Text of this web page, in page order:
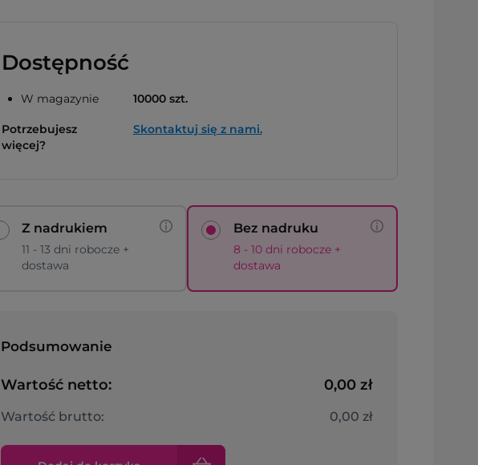
Dostępność
W magazynie 10000 szt.
Potrzebujesz
więcej?
Skontaktuj się z nami.
Z nadrukiem
11 - 13 dni robocze +
dostawa
Bez nadruku
8 - 10 dni robocze +
dostawa
Podsumowanie
Wartość netto: 0,00 zł
Wartość brutto: 0,00 zł